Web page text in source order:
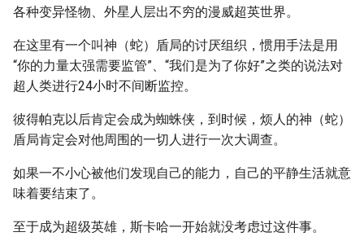
各种变异怪物、外星人层出不穷的漫威超英世界。
在这里有一个叫神（蛇）盾局的讨厌组织，惯用手法是用
“你的力量太强需要监管”、“我们是为了你好”之类的说法对
超人类进行24小时不间断监控。
彼得帕克以后肯定会成为蜘蛛侠，到时候，烦人的神（蛇）
盾局肯定会对他周围的一切人进行一次大调查。
如果一不小心被他们发现自己的能力，自己的平静生活就意
味着要结束了。
至于成为超级英雄，斯卡哈一开始就没考虑过这件事。